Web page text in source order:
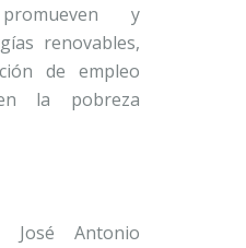
y
renovables,
de empleo
la pobreza
Antonio